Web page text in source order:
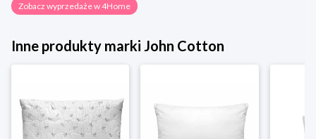
Zobacz wyprzedaże w 4Home
Inne produkty marki John Cotton